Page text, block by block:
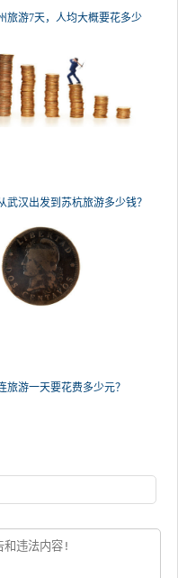
旅游7天，人均大概要花多少
武汉出发到苏杭旅游多少钱？
旅游一天要花费多少元？